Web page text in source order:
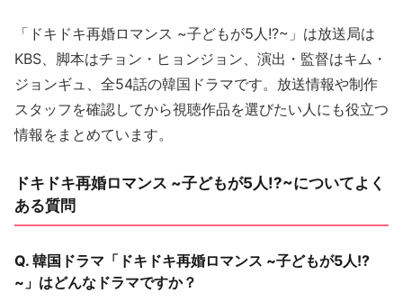
「ドキドキ再婚ロマンス ~子どもが5人!?~」は放送局は
KBS、脚本はチョン・ヒョンジョン、演出・監督はキム・
ジョンギュ、全54話の韓国ドラマです。放送情報や制作
スタッフを確認してから視聴作品を選びたい人にも役立つ
情報をまとめています。
ドキドキ再婚ロマンス ~子どもが5人!?~についてよく
ある質問
Q. 韓国ドラマ「ドキドキ再婚ロマンス ~子どもが5人!?
~」はどんなドラマですか？